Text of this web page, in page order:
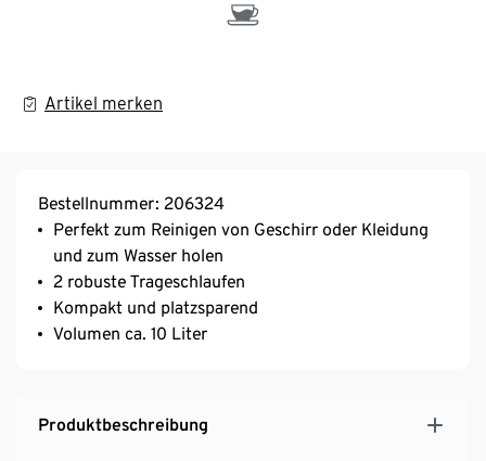
Artikel merken
Bestellnummer: 206324
Perfekt zum Reinigen von Geschirr oder Kleidung
und zum Wasser holen
2 robuste Trageschlaufen
Kompakt und platzsparend
Volumen ca. 10 Liter
Produktbeschreibung